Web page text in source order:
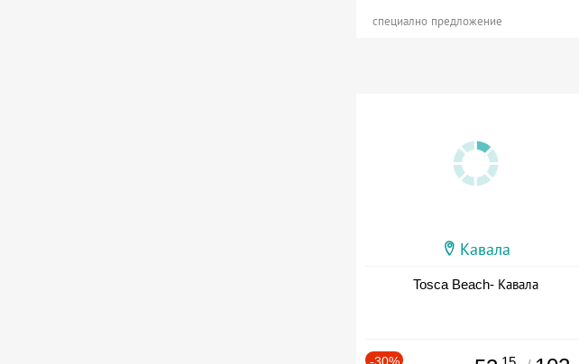
специално предложение
Кавала
Tosca Beach- Кавала
-30%